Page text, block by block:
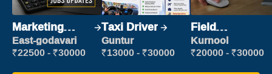
Marketing
Executive
East-godavari
₹22500 - ₹30000
Taxi Driver
Guntur
₹13000 - ₹30000
Field
Marketing
Executive
Kurnool
₹20000 - ₹30000